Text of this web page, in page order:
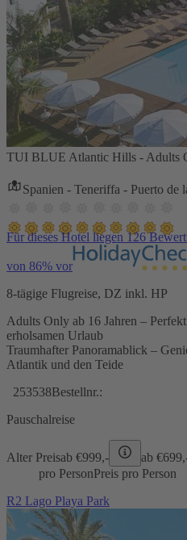
TUI BLUE Atlantic Hills - Adults
Spanien - Teneriffa - Puerto de
Für dieses Hotel liegen 126
von 86% vor
8-tägige Flugreise, DZ inkl. HP
Adults Only ab 16 Jahren –
erholsamen Urlaub
Traumhafter Panoramablick –
Atlantik und den Teide
253538Bestellnr.:
Pauschalreise
Alter Preisab €999,- ab €
pro PersonPreis pro Person
R2 Lago Playa Park